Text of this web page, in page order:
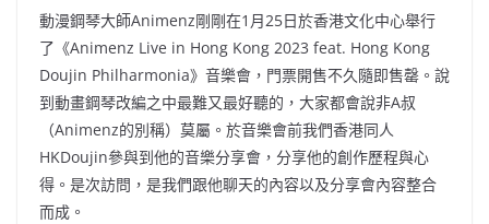
動漫鋼琴大師Animenz剛剛在1月25日於香港文化中心舉行
了《Animenz Live in Hong Kong 2023 feat. Hong Kong
Doujin Philharmonia》音樂會，門票開售不久隨即售罄。說
到動畫鋼琴改編之中最難又最好聽的，大家都會說非A叔
（Animenz的別稱）莫屬。於音樂會前我們香港同人
HKDoujin參與到他的音樂分享會，分享他的創作歷程與心
得。是次訪問，是我們跟他聊天的內容以及分享會內容整合
而成。